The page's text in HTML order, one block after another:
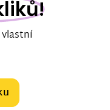
vlastní